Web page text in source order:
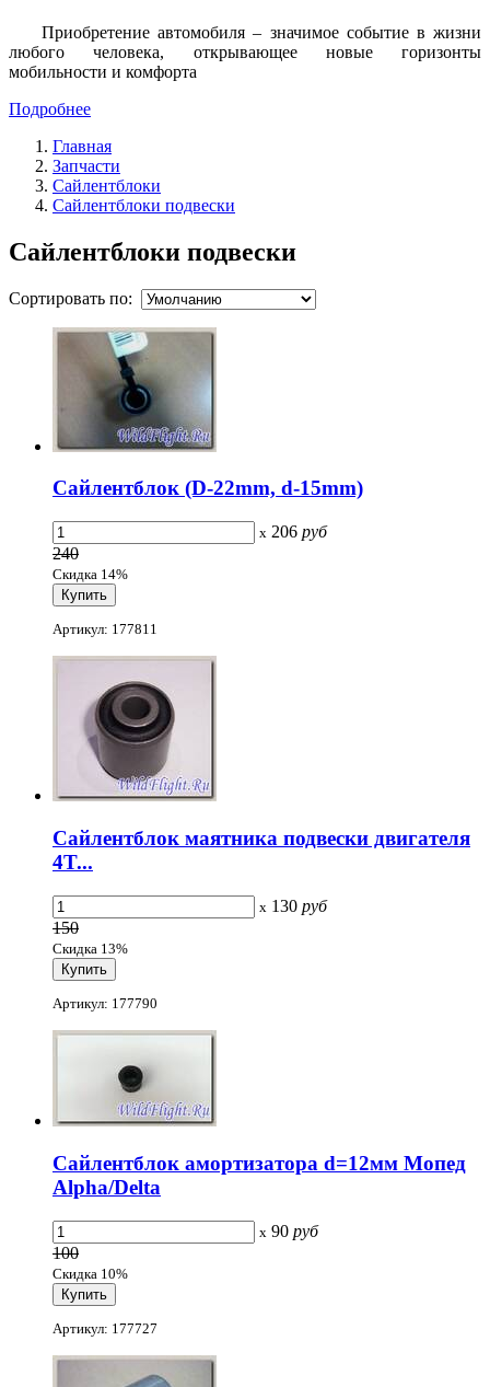
Приобретение автомобиля – значимое событие в жизни
любого человека, открывающее новые горизонты
мобильности и комфорта
Подробнее
Главная
Запчасти
Сайлентблоки
Сайлентблоки подвески
Сайлентблоки подвески
Сортировать по:
Сайлентблок (D-22mm, d-15mm)
x 206 руб
240
Скидка 14%
Артикул: 177811
Сайлентблок маятника подвески двигателя
4T...
x 130 руб
150
Скидка 13%
Артикул: 177790
Сайлентблок амортизатора d=12мм Мопед
Alpha/Delta
x 90 руб
100
Скидка 10%
Артикул: 177727